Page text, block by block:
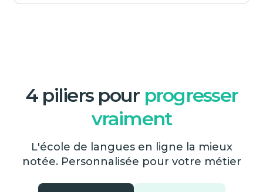
4 piliers pour progresser
vraiment
L'école de langues en ligne la mieux
notée. Personnalisée pour votre métier